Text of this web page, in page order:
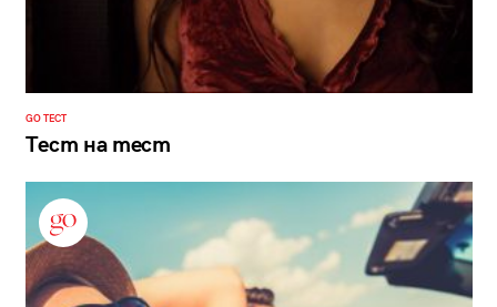
GO ТЕСТ
Тест на тест